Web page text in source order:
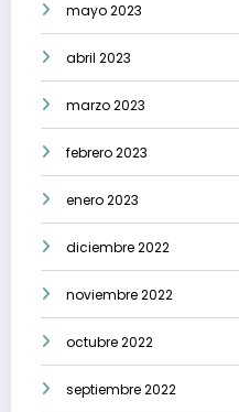
mayo 2023
abril 2023
marzo 2023
febrero 2023
enero 2023
diciembre 2022
noviembre 2022
octubre 2022
septiembre 2022